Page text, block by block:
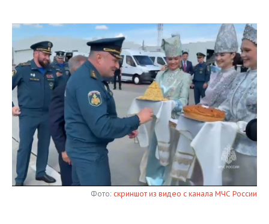
КОМУ ПРИНАДЛЕЖАТ
ТОРГОВЫЕ ЦЕНТРЫ
ТАТАРСТАНА
БЮДЖЕТ
ИНВЕСТИЦИИ
МАШИНОСТРОЕНИЕ
НЕФТЕХИМИЯ
НЕФТЬ
ОПК
ЭНЕРГЕТИКА
НОВОСТИ АВТО
БИЗНЕС
НОВОСТИ БИЗНЕСА
РОЗНИЧНАЯ ТОРГОВЛЯ
ТРАНСПОРТ
УСЛУГИ
ТЕХНОЛОГИИ
НОВОСТИ ТЕХНОЛОГИЙ
IT
МЕДИА
ТЕЛЕКОММУНИКАЦИИ
МЕРОПРИЯТИЯ
НОВОСТИ МЕРОПРИЯТИЙ
ВЫЕЗДНАЯ РЕДАКЦИЯ
БИЗНЕС-БРАНЧИ
СПОРТ
НОВОСТИ СПОРТА
ФУТБОЛ
ОБЩЕСТВО
НОВОСТИ ОБЩЕСТВА
ФОТОГАЛЕРЕЯ
Фото: скриншот из видео с канала МЧС России